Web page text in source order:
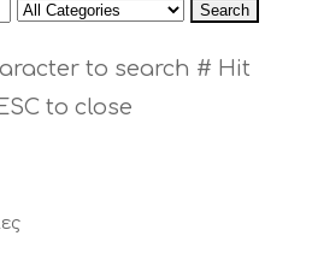
Search
to search # Hit
to close